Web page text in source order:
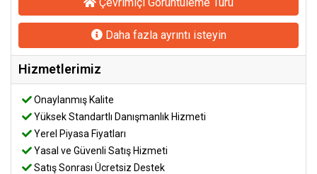
Daha fazla ayrıntı isteyin
Hizmetlerimiz
Onaylanmış Kalite
Yüksek Standartlı Danışmanlık Hizmeti
Yerel Piyasa Fiyatları
Yasal ve Güvenli Satış Hizmeti
Satış Sonrası Ücretsiz Destek